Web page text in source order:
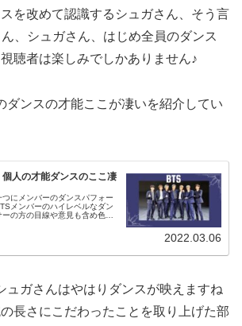
を改めて認識するシュガさん、そう言
、シュガさん、はじめ全員のダンス
聴者は楽しみでしかありません♪
ダンスの才能ここが凄いを紹介してい
人の才能ダンスのここ凄
にメンバーのダンスパフォー
メンバーのハイレベルなダン
の方の目線や意見も含め色々
を紹介しています。
2022.03.06
ュガさんはやはりダンスが映えますね
の長さにこだわったことを取り上げた部